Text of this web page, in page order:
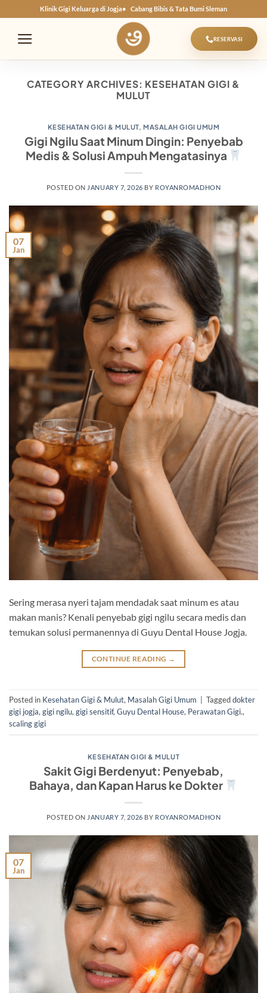
to
content
Klinik Gigi Keluarga di Jogja Cabang Bibis & Tata Bumi Sleman
RESERVASI
CATEGORY ARCHIVES: KESEHATAN GIGI &
MULUT
KESEHATAN GIGI & MULUT, MASALAH GIGI UMUM
Gigi Ngilu Saat Minum Dingin: Penyebab
Medis & Solusi Ampuh Mengatasinya
POSTED ON JANUARY 7, 2026 BY ROYANROMADHON
07
Jan
Sering merasa nyeri tajam mendadak saat minum es atau
makan manis? Kenali penyebab gigi ngilu secara medis dan
temukan solusi permanennya di Guyu Dental House Jogja.
CONTINUE READING →
Posted in Kesehatan Gigi & Mulut, Masalah Gigi Umum Taggeddokter
gigi jogja,gigi ngilu,gigi sensitif,Guyu Dental House, Perawatan Gigi.,
scaling gigi
KESEHATAN GIGI & MULUT
Sakit Gigi Berdenyut: Penyebab,
Bahaya, dan Kapan Harus ke Dokter
POSTED ON JANUARY 7, 2026 BY ROYANROMADHON
07
Jan